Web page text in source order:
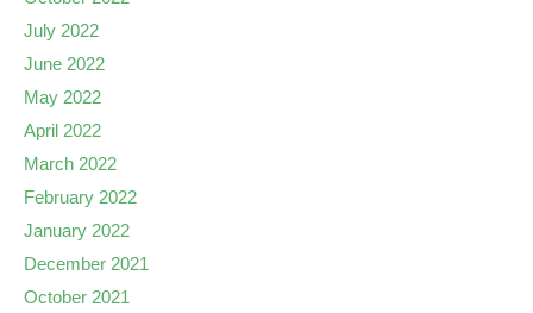
July 2022
June 2022
May 2022
April 2022
March 2022
February 2022
January 2022
December 2021
October 2021